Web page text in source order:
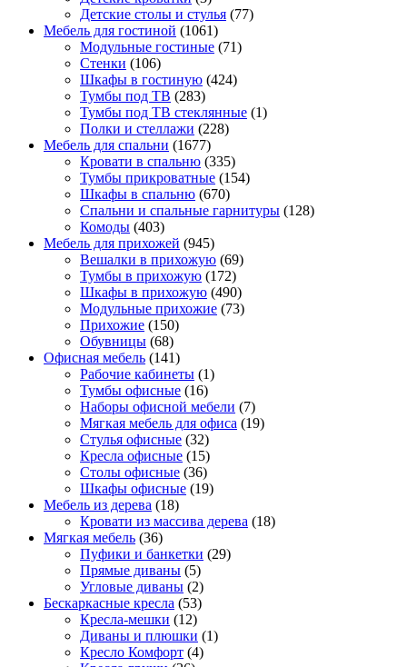
Детские столы и стулья (77)
Мебель для гостиной (1061)
Модульные гостиные (71)
Стенки (106)
Шкафы в гостиную (424)
Тумбы под ТВ (283)
Тумбы под ТВ стеклянные (1)
Полки и стеллажи (228)
Мебель для спальни (1677)
Кровати в спальню (335)
Тумбы прикроватные (154)
Шкафы в спальню (670)
Спальни и спальные гарнитуры (128)
Комоды (403)
Мебель для прихожей (945)
Вешалки в прихожую (69)
Тумбы в прихожую (172)
Шкафы в прихожую (490)
Модульные прихожие (73)
Прихожие (150)
Обувницы (68)
Офисная мебель (141)
Рабочие кабинеты (1)
Тумбы офисные (16)
Наборы офисной мебели (7)
Мягкая мебель для офиса (19)
Стулья офисные (32)
Кресла офисные (15)
Столы офисные (36)
Шкафы офисные (19)
Мебель из дерева (18)
Кровати из массива дерева (18)
Мягкая мебель (36)
Пуфики и банкетки (29)
Прямые диваны (5)
Угловые диваны (2)
Бескаркасные кресла (53)
Кресла-мешки (12)
Диваны и плюшки (1)
Кресло Комфорт (4)